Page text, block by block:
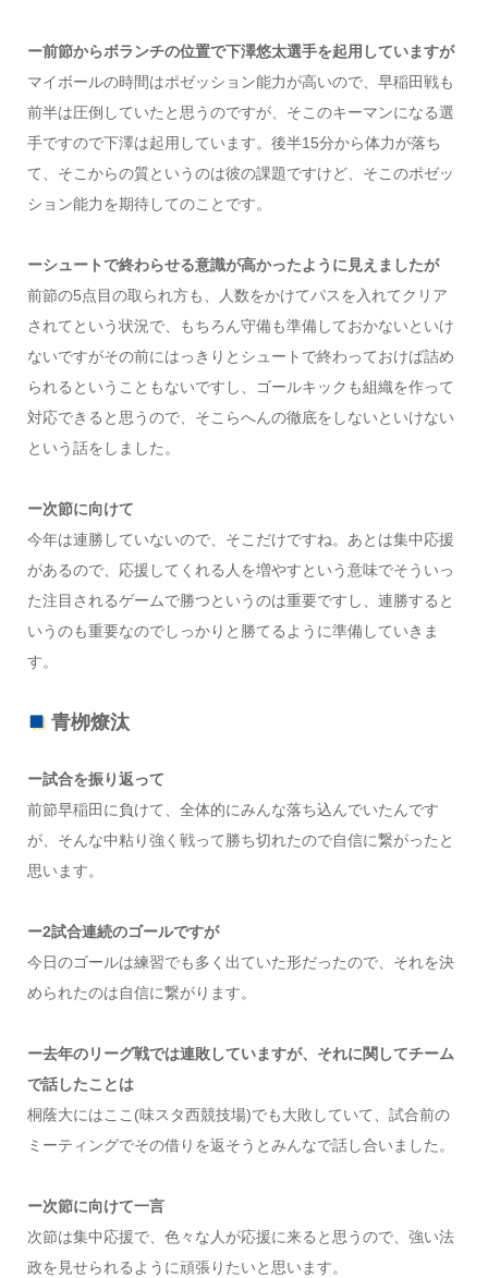
ー前節からボランチの位置で下澤悠太選手を起用していますが
マイボールの時間はポゼッション能力が高いので、早稲田戦も
前半は圧倒していたと思うのですが、そこのキーマンになる選
手ですので下澤は起用しています。後半15分から体力が落ち
て、そこからの質というのは彼の課題ですけど、そこのポゼッ
ション能力を期待してのことです。
ーシュートで終わらせる意識が高かったように見えましたが
前節の5点目の取られ方も、人数をかけてパスを入れてクリア
されてという状況で、もちろん守備も準備しておかないといけ
ないですがその前にはっきりとシュートで終わっておけば詰め
られるということもないですし、ゴールキックも組織を作って
対応できると思うので、そこらへんの徹底をしないといけない
という話をしました。
ー次節に向けて
今年は連勝していないので、そこだけですね。あとは集中応援
があるので、応援してくれる人を増やすという意味でそういっ
た注目されるゲームで勝つというのは重要ですし、連勝すると
いうのも重要なのでしっかりと勝てるように準備していきま
す。
青栁燎汰
ー試合を振り返って
前節早稲田に負けて、全体的にみんな落ち込んでいたんです
が、そんな中粘り強く戦って勝ち切れたので自信に繋がったと
思います。
ー2試合連続のゴールですが
今日のゴールは練習でも多く出ていた形だったので、それを決
められたのは自信に繋がります。
ー去年のリーグ戦では連敗していますが、それに関してチーム
で話したことは
桐蔭大にはここ(味スタ西競技場)でも大敗していて、試合前の
ミーティングでその借りを返そうとみんなで話し合いました。
ー次節に向けて一言
次節は集中応援で、色々な人が応援に来ると思うので、強い法
政を見せられるように頑張りたいと思います。